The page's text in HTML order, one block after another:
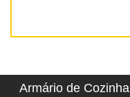
Armário de Cozinha